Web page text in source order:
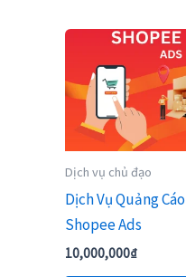
Dịch vụ chủ đạo
Dịch Vụ Quảng Cáo
Shopee Ads
10,000,000₫